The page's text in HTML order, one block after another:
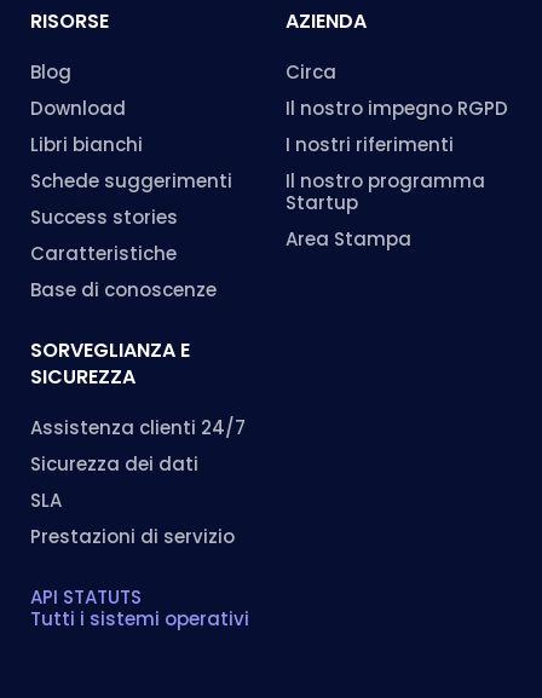
RISORSE
Blog
Download
Libri bianchi
Schede suggerimenti
Success stories
Caratteristiche
Base di conoscenze
AZIENDA
Circa
Il nostro impegno RGPD
I nostri riferimenti
Il nostro programma
Startup
Area Stampa
SORVEGLIANZA E
SICUREZZA
Assistenza clienti 24/7
Sicurezza dei dati
SLA
Prestazioni di servizio
API STATUTS
Tutti i sistemi operativi